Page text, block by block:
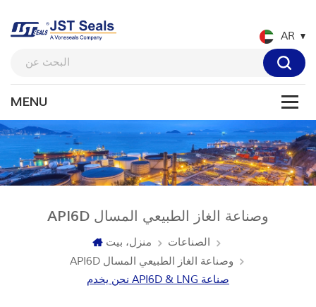
AR
API6D وصناعة الغاز الطبيعي المسال
منزل، بيت
الصناعات
API6D وصناعة الغاز الطبيعي المسال
نحن يخدم API6D & LNG صناعة